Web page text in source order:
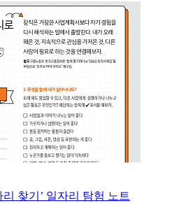
리 찾기’ 일자리 탐험 노트